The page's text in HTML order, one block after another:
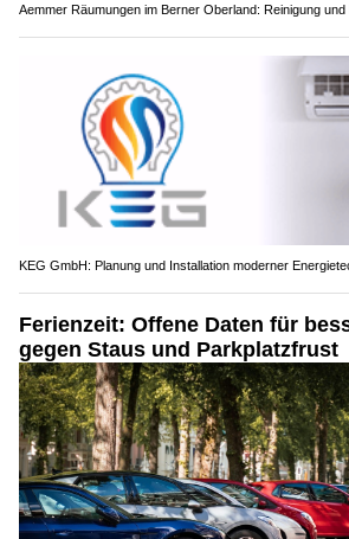
Aemmer Räumungen im Berner Oberland: Reinigung
KEG GmbH: Planung und Installation moderner
Ferienzeit: Offene Daten für
gegen Staus und Parkplatzfrust